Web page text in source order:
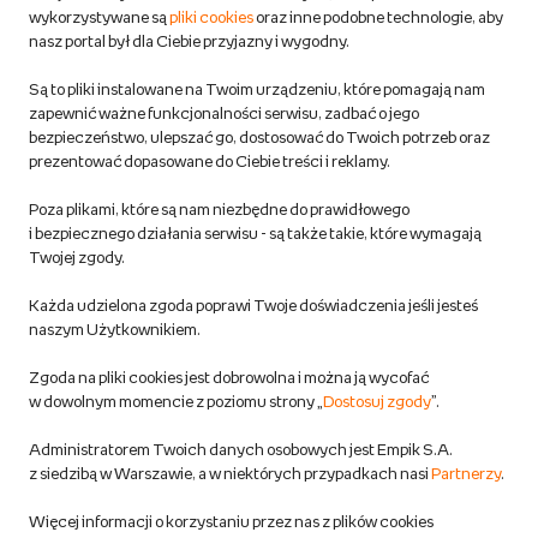
Partner Handlowy
Empik Selfpublishing
Pomoc dla Sprzedawców
Outlet Empik
Twoje konto
Śledź zamówienie
Produkty cyfrowe
Twój profil
Biznes
Pomoc
Warunki dostawy
Warunki dostawy do salonów Empik
Reklamacje
Do 100 zł na pierwsze zakupy w aplikacji. Pobierz i
korzystaj z kodów zniżkowych.Dowiedz się więcej
ze środków Funduszy Europejskich
wykorzystywane sąpliki cookiesoraz inne podobne technologie, aby
nasz portal był dla Ciebie przyjazny i wygodny.
Są to pliki instalowane na Twoim urządzeniu, które pomagają nam
zapewnić ważne funkcjonalności serwisu, zadbać o jego
bezpieczeństwo, ulepszać go, dostosować do Twoich potrzeb oraz
prezentować dopasowane do Ciebie treści i reklamy.
Poza plikami, które są nam niezbędne do prawidłowego
i bezpiecznego działania serwisu - są także takie, które wymagają
Twojej zgody.
Każda udzielona zgoda poprawi Twoje doświadczenia jeśli jesteś
naszym Użytkownikiem.
Zgoda na pliki cookies jest dobrowolna i można ją wycofać
w dowolnym momencie z poziomu strony „ Dostosuj zgody”.
Administratorem Twoich danych osobowych jest Empik S.A.
z siedzibą w Warszawie, a w niektórych przypadkach nasi Partnerzy.
Więcej informacji o korzystaniu przez nas z plików cookies